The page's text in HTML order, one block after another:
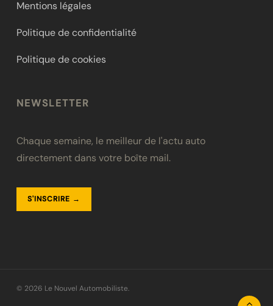
Mentions légales
Politique de confidentialité
Politique de cookies
NEWSLETTER
Chaque semaine, le meilleur de l'actu auto
directement dans votre boîte mail.
S'INSCRIRE →
© 2026 Le Nouvel Automobiliste.